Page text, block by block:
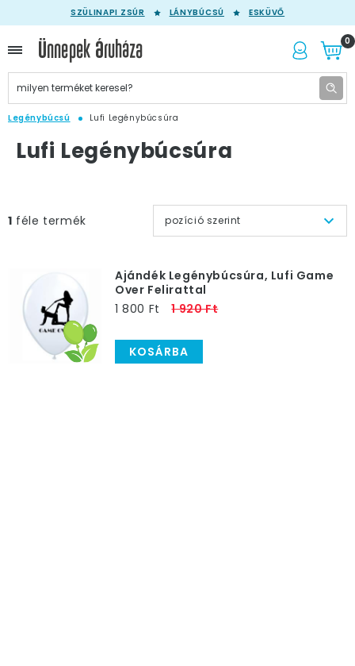
SZÜLINAPI ZSÚR LÁNYBÚCSÚ ESKÜVŐ
0
Legénybúcsú Lufi Legénybúcsúra
Lufi Legénybúcsúra
1 féle termék pozíció szerint
Ajándék Legénybúcsúra, Lufi Game
Over Felirattal
1 800 Ft
1 920 Ft
KOSÁRBA